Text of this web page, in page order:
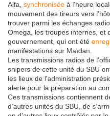
Alfa, synchronisée à l’heure
mouvement des tireurs vers
trouver parmi les échanges
Omega, les troupes internes, et
gouvernement, qui ont été
manifestations sur Maïdan.
Les transmissions radios de
snipers de cette unité du SBU
les lieux de l’administration
alerte pour la préparation au
Ces transmissions contiennent
d’autres unités du SBU, de